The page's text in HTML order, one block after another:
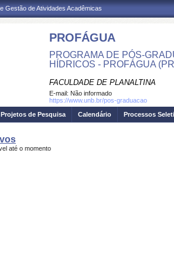
Gestão de Atividades Acadêmicas
PROFÁGUA
PROGRAMA DE PÓS-
HÍDRICOS - PROFÁGUA
FACULDADE DE PLANALTINA
E-mail: Não informado
https://www.unb.br/pos-graduacao
Projetos de Pesquisa Calendário Processos
até o momento